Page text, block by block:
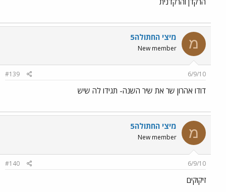
מ מיצי החתולה5
New member
6/9/10
#139
דודו אהרון שר את שיר השנה- תגידו לה שיש
מ מיצי החתולה5
New member
6/9/10
#140
זיקוקים